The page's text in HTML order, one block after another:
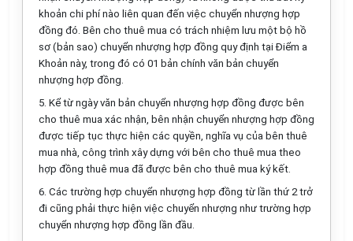
khoản chi phí nào liên quan đến việc chuyển nhượng hợp
đồng đó. Bên cho thuê mua có trách nhiệm lưu một bộ hồ
sơ (bản sao) chuyển nhượng hợp đồng quy định tại Điểm a
Khoản này, trong đó có 01 bản chính văn bản chuyển
nhượng hợp đồng.
5. Kể từ ngày văn bản chuyển nhượng hợp đồng được bên
cho thuê mua xác nhận, bên nhận chuyển nhượng hợp đồng
được tiếp tục thực hiện các quyền, nghĩa vụ của bên thuê
mua nhà, công trình xây dựng với bên cho thuê mua theo
hợp đồng thuê mua đã được bên cho thuê mua ký kết.
6. Các trường hợp chuyển nhượng hợp đồng từ lần thứ 2 trở
đi cũng phải thực hiện việc chuyển nhượng như trường hợp
chuyển nhượng hợp đồng lần đầu.